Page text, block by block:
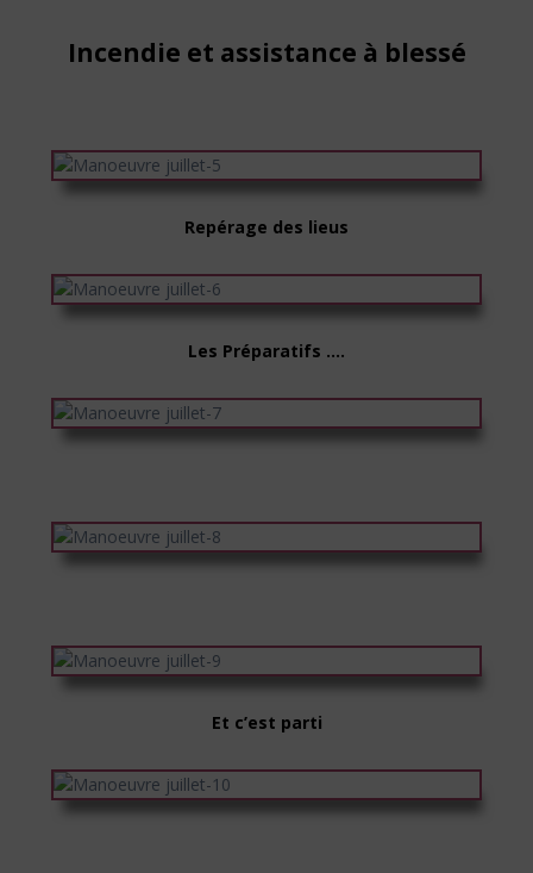
Incendie et assistance à blessé
Repérage des lieus
Les Préparatifs ….
Et c’est parti